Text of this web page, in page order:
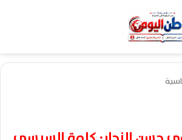
الدخول